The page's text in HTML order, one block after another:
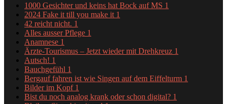
1000 Gesichter und keins hat Bock auf MS 1
2024 Fake it till you make it 1
42 reicht nicht. 1
Alles ausser Pflege 1
Anamnese 1
Ärzte-Tourismus – Jetzt wieder mit Drehkreuz 1
Autsch! 1
Bauchgefühl 1
Bergauf fahren ist wie Singen auf dem Eiffelturm 1
Bilder im Kopf 1
Bist du noch analog krank oder schon digital? 1